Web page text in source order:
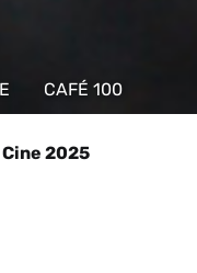
CAFÉ 100
Cine 2025